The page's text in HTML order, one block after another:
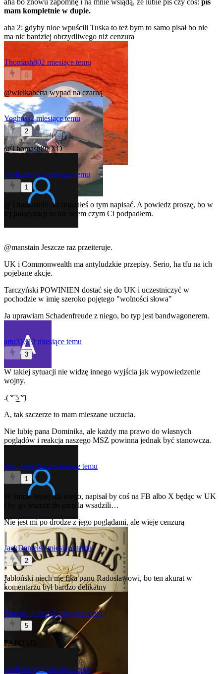
aha bo znowu zapomnę i na mnie wsiądą, że lubie pis czy coś: pis
mam kompletnie w dupie.
aha 2: gdyby nioe wpuścili Tuska to też bym to samo pisał bo nie
ma nic bardziej obrzydliwego niż cenzura
Thomash802 miesiące temu
0
@wielkaberta wypad na czarną
Yoghass2 miesiące temu
2
@Thomash80XD
wielkaberta2 miesiące temu
1
@Thomash80
Aż musiałeś o tym napisać. A powiedz proszę, bo w
tej polaryzacji to nie wiem czym Ci podpadłem.
@manstain Jeszcze raz przeiteruje.
UK i Commonwealth ma antyludzkie przepisy. Serio, ha tfu na ich
pojebane akcje.
Tarczyński POWINIEN dostać się do UK i uczestniczyć w
pochodzie w imię szeroko pojętego "wolności słowa"
Ja uprawiam Schadenfreude z niego, bo typ jest bandwagonerem.
artu31312 miesiące temu
3
W takiej sytuacji nie widzę innego wyjścia jak wypowiedzenie
wojny.
.( ͡° ͜ʖ ͡°)
A, tak szczerze to mam mieszane uczucia.
Nie lubię pana Dominika, ale każdy ma prawo do własnych
poglądów i reakcja naszego MSZ powinna jednak być stanowcza.
don_pistachio2 miesiące temu
1
W sumie lepiej dla niego, napisał by coś na FB albo X będąc w UK
i by go jeszcze do pierdla wsadzili…
Nie jest mi po drodze z jego poglądami, ale wieje cenzurą
JackDaniels2 miesiące temu
2
Jabłoński niech nie fika panu Radosławowi, bo ten akurat w
komentarzu był bardzo delikatny
Borsuk_z_boru2 miesiące temu
5
FAFO xD
wielkaberta2 miesiące temu